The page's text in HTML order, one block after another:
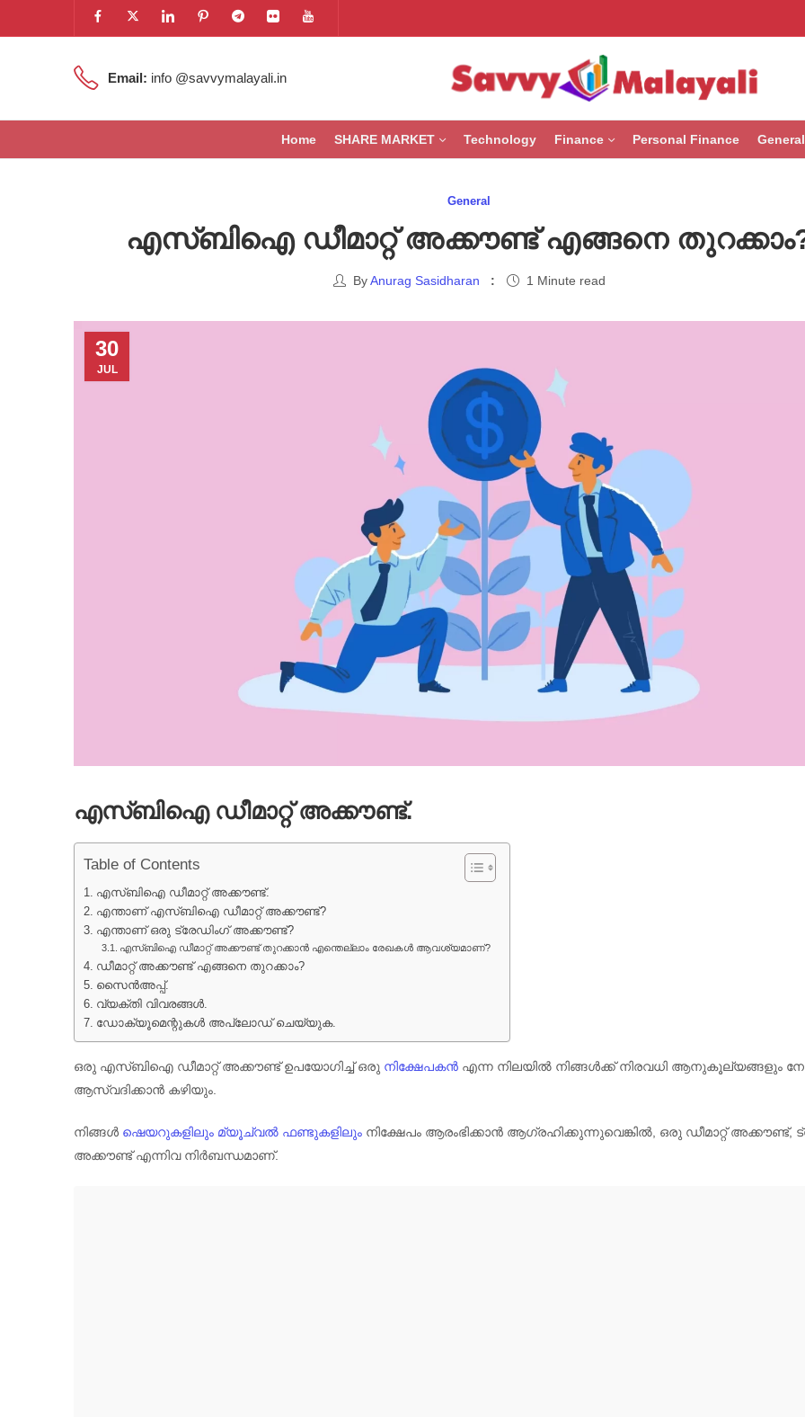
Email: info @savvymalayali.in
Home SHARE MARKET Technology Finance Personal Finance General
General
എസ്ബിഐ ഡീമാറ്റ് അക്കൗണ്ട് എങ്ങനെ
ByAnurag Sasidharan 1 Minute read
30
JUL
എസ്ബിഐ ഡീമാറ്റ് അക്കൗണ്ട്.
Table of Contents
എസ്ബിഐ ഡീമാറ്റ് അക്കൗണ്ട്.
എന്താണ് എസ്ബിഐ ഡീമാറ്റ് അക്കൗണ്ട്?
എന്താണ് ഒരു ട്രേഡിംഗ് അക്കൗണ്ട്?
എസ്ബിഐ ഡീമാറ്റ് അക്കൗണ്ട് തുറക്കാൻ എന്തെല്ലാം രേഖകൾ ആവശ്യമാണ്?
ഡീമാറ്റ് അക്കൗണ്ട് എങ്ങനെ തുറക്കാം?
സൈൻഅപ്പ്.
വ്യക്തി വിവരങ്ങൾ.
ഡോക്യൂമെന്റുകൾ അപ്‌ലോഡ് ചെയ്യുക.
ഒരു എസ്ബിഐ ഡീമാറ്റ് അക്കൗണ്ട് ഉപയോഗിച്ച് ഒരു നിക്ഷേപകൻ എന്ന നിലയിൽ നിങ്ങൾക്ക് നിരവധി ആനുകൂല്യങ്ങളും
ആസ്വദിക്കാൻ കഴിയും.
നിങ്ങൾ ഷെയറുകളിലും മ്യൂച്വൽ ഫണ്ടുകളിലും നിക്ഷേപം ആരംഭിക്കാൻ ആഗ്രഹിക്കുന്നുവെങ്കിൽ, ഒരു ഡീമാറ്റ് അക്കൗണ്ട്,
അക്കൗണ്ട് എന്നിവ നിർബന്ധമാണ്.